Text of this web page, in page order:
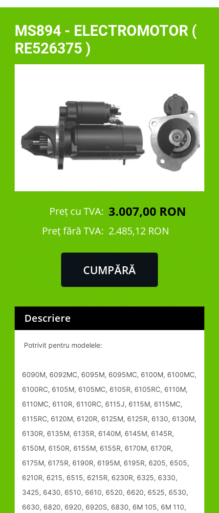
MS894 - ELECTROMOTOR (
RE526375 )
Preț cu TVA: 3.007,00 RON
Preţ fără TVA: 2.485,12 RON
Descriere
Potrivit pentru modelele:
6090M, 6092MC, 6095M, 6095MC, 6100M, 6100MC,
6100RC, 6105M, 6105MC, 6105R, 6105RC, 6110M,
6110MC, 6110R, 6110RC, 6115J, 6115M, 6115MC,
6115RC, 6120M, 6120R, 6125M, 6125R, 6130, 6130M,
6130R, 6135M, 6135R, 6140M, 6145M, 6145R,
6150M, 6150R, 6155M, 6155R, 6170M, 6170R,
6175M, 6175R, 6190R, 6195M, 6195R, 6205, 6505,
6210R, 6215, 6515, 6215R, 6230R, 6325, 6330,
3425, 6430, 6510, 6610, 6520, 6620, 6525, 6530,
6630, 6820, 6920, 6920S, 6830, 6M 105, 6M 110,